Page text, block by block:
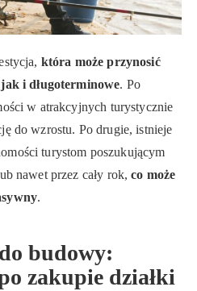
która może przynosić
i długoterminowe. Po
w atrakcyjnych turystycznie
do wzrostu. Po drugie, istnieje
turystom poszukującym
nawet przez cały rok,co może
.
budowy:
zakupie działki